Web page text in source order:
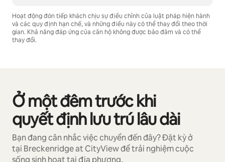
Hoạt động đón tiếp khách chịu sự điều chỉnh của luật pháp hiện hành
và các quy định hạn chế, và những điều này có thể thay đổi theo thời
gian. Khả năng đáp ứng của căn hộ không được bảo đảm và có thể
thay đổi.
Ở một đêm trước khi
quyết định lưu trú lâu dài
Bạn đang cân nhắc việc chuyển đến đây? Đặt kỳ ở
tại Breckenridge at CityView để trải nghiệm cuộc
Đang hiển thị 0/0 mục